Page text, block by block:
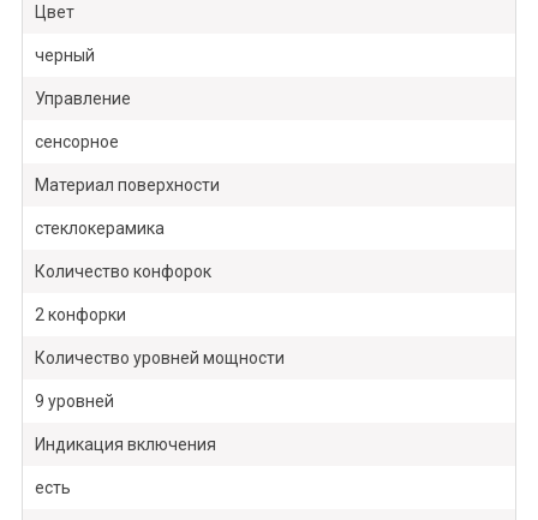
Цвет
черный
Управление
сенсорное
Материал поверхности
стеклокерамика
Количество конфорок
2 конфорки
Количество уровней мощности
9 уровней
Индикация включения
есть